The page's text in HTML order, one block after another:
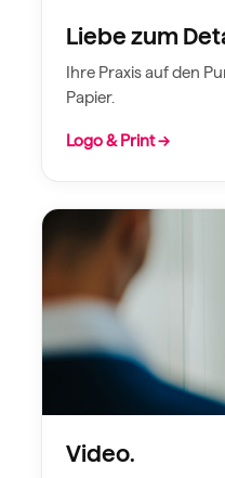
Liebe zum
Ihre Praxis auf den
Papier.
Logo & Print →
Video.